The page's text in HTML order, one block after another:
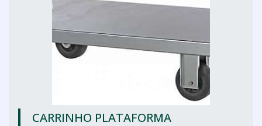
CARRINHO PLATAFORMA